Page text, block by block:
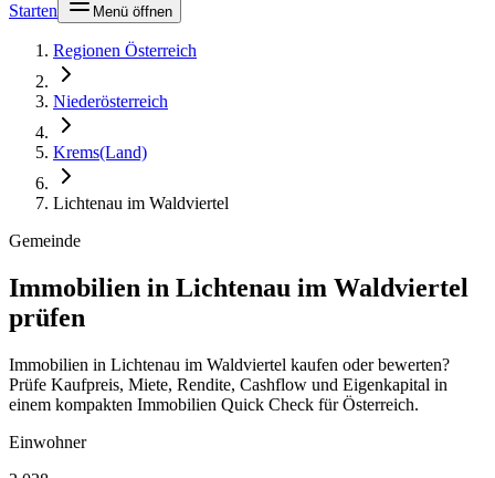
Starten
Menü öffnen
Regionen Österreich
Niederösterreich
Krems(Land)
Lichtenau im Waldviertel
Gemeinde
Immobilien in Lichtenau im Waldviertel
prüfen
Immobilien in Lichtenau im Waldviertel kaufen oder bewerten?
Prüfe Kaufpreis, Miete, Rendite, Cashflow und Eigenkapital in
einem kompakten Immobilien Quick Check für Österreich.
Einwohner